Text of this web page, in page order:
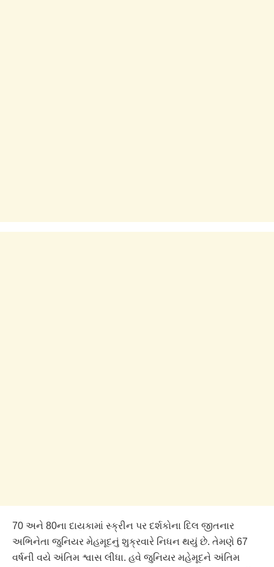
70 અને 80ના દાયકામાં સ્ક્રીન પર દર્શકોના દિલ જીતનાર
અભિનેતા જુનિયર મેહમૂદનું શુક્રવારે નિધન થયું છે. તેમણે 67
વર્ષની વયે અંતિમ શ્વાસ લીધા. હવે જુનિયર મહેમૂદને અંતિમ